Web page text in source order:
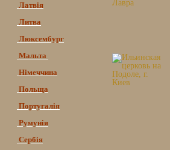
Латвія
Литва
Люксембург
Мальта
Німеччина
Польща
Португалія
Румунія
Сербія